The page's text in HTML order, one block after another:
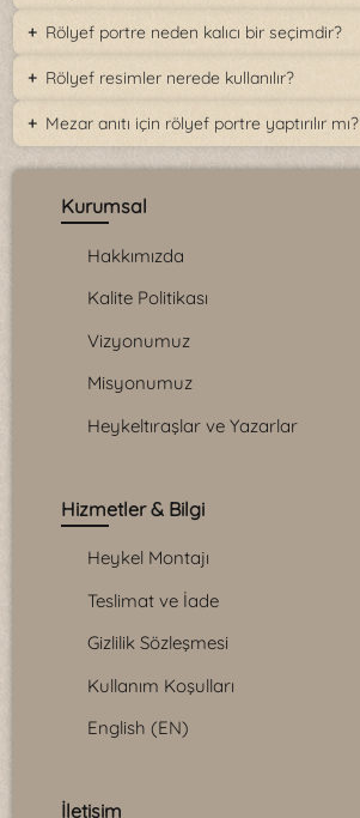
Rölyef portre neden kalıcı bir seçimdir?
Rölyef resimler nerede kullanılır?
Mezar anıtı için rölyef portre yaptırılır mı?
Kurumsal
Hakkımızda
Kalite Politikası
Vizyonumuz
Misyonumuz
Heykeltıraşlar ve Yazarlar
Hizmetler & Bilgi
Heykel Montajı
Teslimat ve İade
Gizlilik Sözleşmesi
Kullanım Koşulları
English (EN)
İletişim